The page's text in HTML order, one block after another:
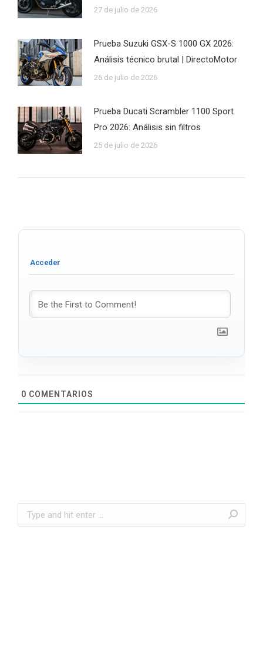
27 de julio de 2026
Prueba Suzuki GSX-S 1000 GX 2026:
Análisis técnico brutal | DirectoMotor
26 de julio de 2026
Prueba Ducati Scrambler 1100 Sport
Pro 2026: Análisis sin filtros
25 de julio de 2026
0 COMENTARIOS
Search: